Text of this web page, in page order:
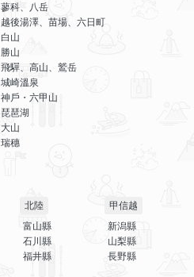
蓼科、八岳
越後湯澤、苗場、六日町
白山
勝山
飛驒、高山、鷲岳
城崎溫泉
神戶・六甲山
琵琶湖
大山
瑞穗
北陸
富山縣
石川縣
福井縣
甲信越
新潟縣
山梨縣
長野縣